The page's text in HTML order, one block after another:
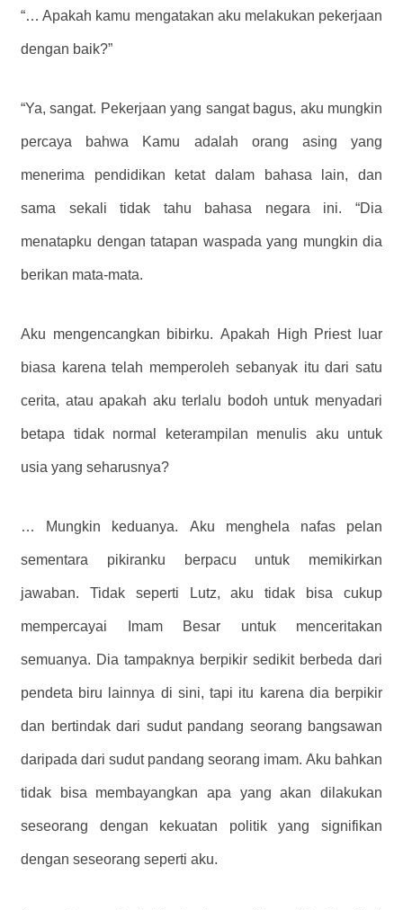
“… Apakah kamu mengatakan aku melakukan pekerjaan
dengan baik?”
“Ya, sangat. Pekerjaan yang sangat bagus, aku mungkin
percaya bahwa Kamu adalah orang asing yang
menerima pendidikan ketat dalam bahasa lain, dan
sama sekali tidak tahu bahasa negara ini. “Dia
menatapku dengan tatapan waspada yang mungkin dia
berikan mata-mata.
Aku mengencangkan bibirku. Apakah High Priest luar
biasa karena telah memperoleh sebanyak itu dari satu
cerita, atau apakah aku terlalu bodoh untuk menyadari
betapa tidak normal keterampilan menulis aku untuk
usia yang seharusnya?
… Mungkin keduanya. Aku menghela nafas pelan
sementara pikiranku berpacu untuk memikirkan
jawaban. Tidak seperti Lutz, aku tidak bisa cukup
mempercayai Imam Besar untuk menceritakan
semuanya. Dia tampaknya berpikir sedikit berbeda dari
pendeta biru lainnya di sini, tapi itu karena dia berpikir
dan bertindak dari sudut pandang seorang bangsawan
daripada dari sudut pandang seorang imam. Aku bahkan
tidak bisa membayangkan apa yang akan dilakukan
seseorang dengan kekuatan politik yang signifikan
dengan seseorang seperti aku.